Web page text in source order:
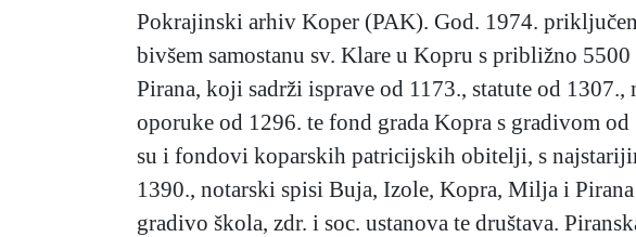
Pokrajinski arhiv Koper (PAK). God. 1974.
bivšem samostanu sv. Klare u Kopru s približno
Pirana, koji sadrži isprave od 1173., statute od
oporuke od 1296. te fond grada Kopra s gradivom
su i fondovi koparskih patricijskih obitelji, s
1390., notarski spisi Buja, Izole, Kopra, Milja i
gradivo škola, zdr. i soc. ustanova te društava.